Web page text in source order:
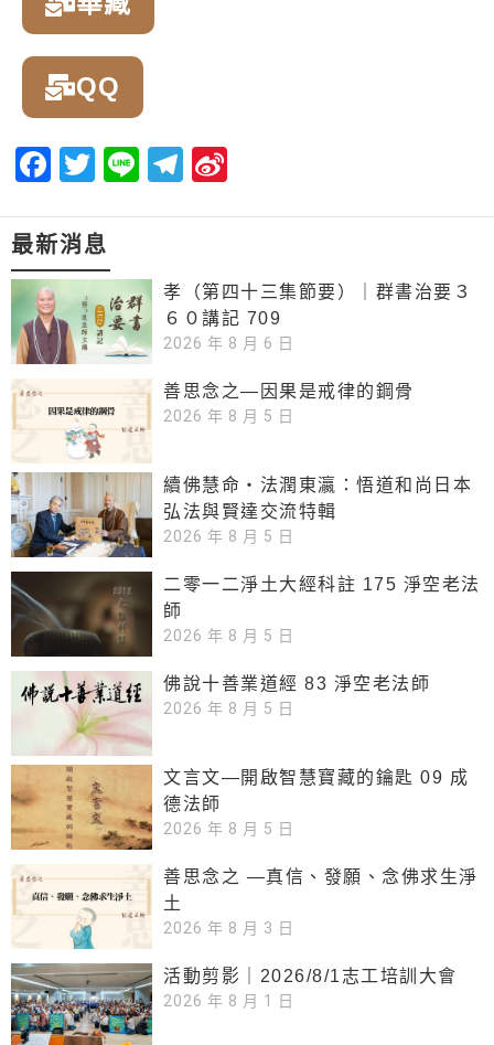
QQ
Facebook
Twitter
LineTelegram
最新消息
孝（第四十三集節要）｜群書治要３
６０講記 709
2026 年 8 月 6 日
善思念之—因果是戒律的鋼骨
2026 年 8 月 5 日
續佛慧命‧法潤東瀛：悟道和尚日本
弘法與賢達交流特輯
2026 年 8 月 5 日
二零一二淨土大經科註 175 淨空老法
師
2026 年 8 月 5 日
佛說十善業道經 83 淨空老法師
2026 年 8 月 5 日
文言文—開啟智慧寶藏的鑰匙 09 成
德法師
2026 年 8 月 5 日
善思念之 —真信、發願、念佛求生淨
土
2026 年 8 月 3 日
活動剪影｜2026/8/1志工培訓大會
2026 年 8 月 1 日